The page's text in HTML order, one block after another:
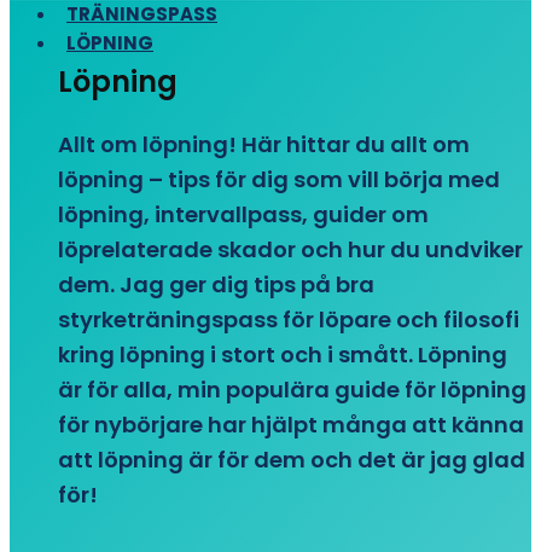
TRÄNINGSPASS
LÖPNING
Löpning
Allt om löpning! Här hittar du allt om
löpning – tips för dig som vill börja med
löpning, intervallpass, guider om
löprelaterade skador och hur du undviker
dem. Jag ger dig tips på bra
styrketräningspass för löpare och filosofi
kring löpning i stort och i smått. Löpning
är för alla, min populära guide för löpning
för nybörjare har hjälpt många att känna
att löpning är för dem och det är jag glad
för!